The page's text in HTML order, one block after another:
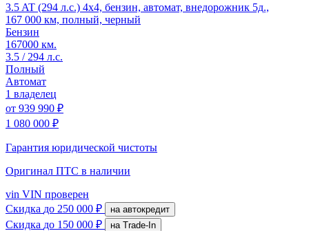
3.5 AT (294 л.с.) 4x4, бензин, автомат, внедорожник 5д.,
167 000 км, полный, черный
Бензин
167000 км.
3.5 / 294 л.с.
Полный
Автомат
1 владелец
от 939 990 ₽
1 080 000 ₽
Гарантия юридической чистоты
Оригинал ПТС в наличии
vin VIN проверен
Скидка до 250 000 ₽ на автокредит
Скидка до 150 000 ₽
на Trade-In